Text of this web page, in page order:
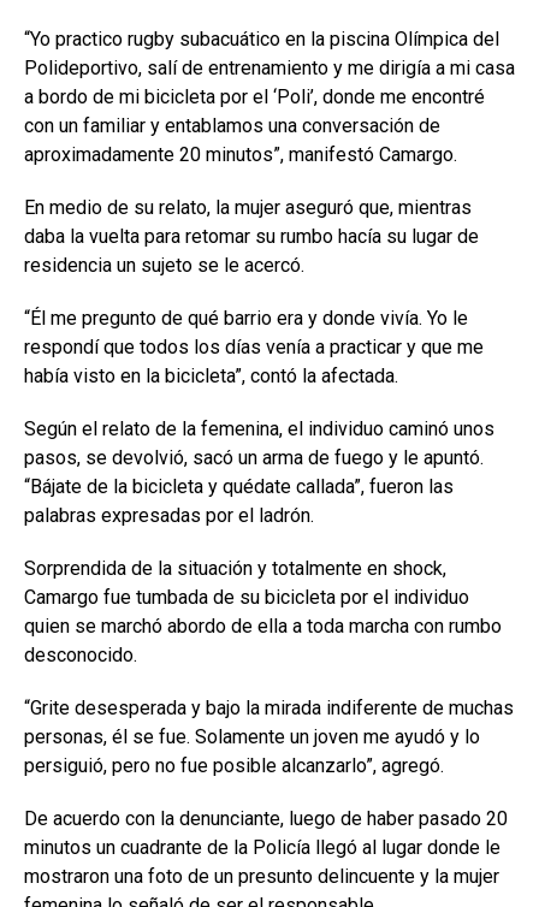
“Yo practico rugby subacuático en la piscina Olímpica del
Polideportivo, salí de entrenamiento y me dirigía a mi casa
a bordo de mi bicicleta por el ‘Poli’, donde me encontré
con un familiar y entablamos una conversación de
aproximadamente 20 minutos”, manifestó Camargo.
En medio de su relato, la mujer aseguró que, mientras
daba la vuelta para retomar su rumbo hacía su lugar de
residencia un sujeto se le acercó.
“Él me pregunto de qué barrio era y donde vivía. Yo le
respondí que todos los días venía a practicar y que me
había visto en la bicicleta”, contó la afectada.
Según el relato de la femenina, el individuo caminó unos
pasos, se devolvió, sacó un arma de fuego y le apuntó.
“Bájate de la bicicleta y quédate callada”, fueron las
palabras expresadas por el ladrón.
Sorprendida de la situación y totalmente en shock,
Camargo fue tumbada de su bicicleta por el individuo
quien se marchó abordo de ella a toda marcha con rumbo
desconocido.
“Grite desesperada y bajo la mirada indiferente de muchas
personas, él se fue. Solamente un joven me ayudó y lo
persiguió, pero no fue posible alcanzarlo”, agregó.
De acuerdo con la denunciante, luego de haber pasado 20
minutos un cuadrante de la Policía llegó al lugar donde le
mostraron una foto de un presunto delincuente y la mujer